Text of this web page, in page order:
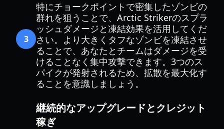
3
特にチョークポイントで密集したゾンビの
群れを狙うことで、Arctic Strikerのスプラ
ッシュダメージと凍結効果を活用してくだ
さい。より大きくタフなゾンビを凍結させ
ることで、あなたとチームはダメージを受
けることなく集中攻撃できます。3つのス
パイクが発射されるため、拡散を最大化す
ることを意識しましょう。
継続的なアップグレードとクレジット
稼ぎ